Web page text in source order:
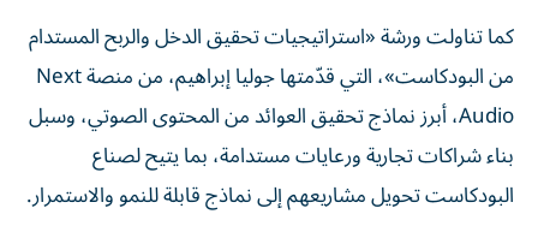
كما تناولت ورشة «استراتيجيات تحقيق الدخل والربح المستدام
من البودكاست»، التي قدّمتها جوليا إبراهيم، من منصة Next
Audio، أبرز نماذج تحقيق العوائد من المحتوى الصوتي، وسبل
بناء شراكات تجارية ورعايات مستدامة، بما يتيح لصناع
البودكاست تحويل مشاريعهم إلى نماذج قابلة للنمو والاستمرار.